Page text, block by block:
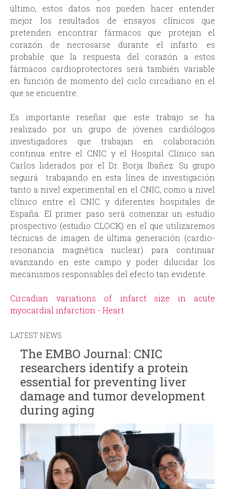
último, estos datos nos pueden hacer entender
mejor los resultados de ensayos clínicos que
pretenden encontrar fármacos que protejan el
corazón de necrosarse durante el infarto: es
probable que la respuesta del corazón a estos
fármacos cardioprotectores será también variable
en función de momento del ciclo circadiano en el
que se encuentre.
Es importante reseñar que este trabajo se ha
realizado por un grupo de jóvenes cardiólogos
investigadores que trabajan en colaboración
continua entre el CNIC y el Hospital Clínico san
Carlos liderados por el Dr. Borja Ibañez. Su grupo
seguirá trabajando en esta línea de investigación
tanto a nivel experimental en el CNIC, como a nivel
clínico entre el CNIC y diferentes hospitales de
España. El primer paso será comenzar un estudio
prospectivo (estudio CLOCK) en el que utilizaremos
técnicas de imagen de última generación (cardio-
resonancia magnética nuclear) para continuar
avanzando en este campo y poder dilucidar los
mecanismos responsables del efecto tan evidente.
Circadian variations of infarct size in acute
myocardial infarction - Heart
LATEST NEWS
The EMBO Journal: CNIC
researchers identify a protein
essential for preventing liver
damage and tumor development
during aging